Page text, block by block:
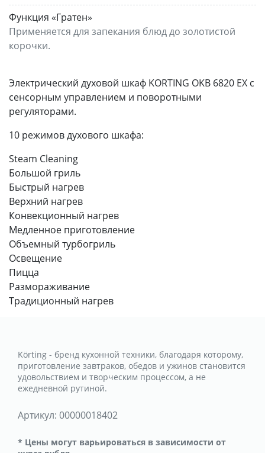
Функция «Гратен»
Применяется для запекания блюд до золотистой
корочки.
Электрический духовой шкаф KORTING OKB 6820 EX с
сенсорным управлением и поворотными
регуляторами.
10 режимов духового шкафа:
Steam Сleaning
Большой гриль
Быстрый нагрев
Верхний нагрев
Конвекционный нагрев
Медленное приготовление
Объемный турбогриль
Освещение
Пицца
Размораживание
Традиционный нагрев
Körting - бренд кухонной техники, благодаря которому,
приготовление завтраков, обедов и ужинов становится
удовольствием и творческим процессом, а не
ежедневной рутиной.
Артикул: 00000018402
* Цены могут варьироваться в зависимости от